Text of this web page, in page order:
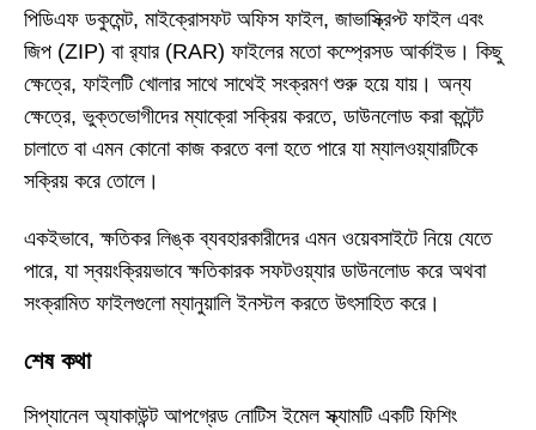
পিডিএফ ডকুমেন্ট, মাইক্রোসফট অফিস ফাইল, জাভাস্ক্রিপ্ট ফাইল এবং
জিপ (ZIP) বা র‍্যার (RAR) ফাইলের মতো কম্প্রেসড আর্কাইভ। কিছু
ক্ষেত্রে, ফাইলটি খোলার সাথে সাথেই সংক্রমণ শুরু হয়ে যায়। অন্য
ক্ষেত্রে, ভুক্তভোগীদের ম্যাক্রো সক্রিয় করতে, ডাউনলোড করা কন্টেন্ট
চালাতে বা এমন কোনো কাজ করতে বলা হতে পারে যা ম্যালওয়্যারটিকে
সক্রিয় করে তোলে।
একইভাবে, ক্ষতিকর লিঙ্ক ব্যবহারকারীদের এমন ওয়েবসাইটে নিয়ে যেতে
পারে, যা স্বয়ংক্রিয়ভাবে ক্ষতিকারক সফটওয়্যার ডাউনলোড করে অথবা
সংক্রামিত ফাইলগুলো ম্যানুয়ালি ইনস্টল করতে উৎসাহিত করে।
শেষ কথা
সিপ্যানেল অ্যাকাউন্ট আপগ্রেড নোটিস ইমেল স্ক্যামটি একটি ফিশিং